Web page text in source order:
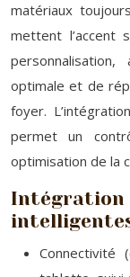
matériaux
mettent l’accent
optimale et de
foyer.
permet un
optimisation de la
Connectivité